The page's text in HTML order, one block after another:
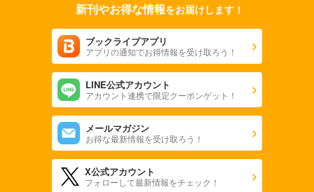
新刊やお得な情報をお届けします！
ブックライブアプリ
アプリの通知でお得情報を受け取ろう！
LINE公式アカウント
アカウント連携で限定クーポンゲット！
メールマガジン
お得な最新情報を受け取ろう！
X公式アカウント
フォローして最新情報をチェック！